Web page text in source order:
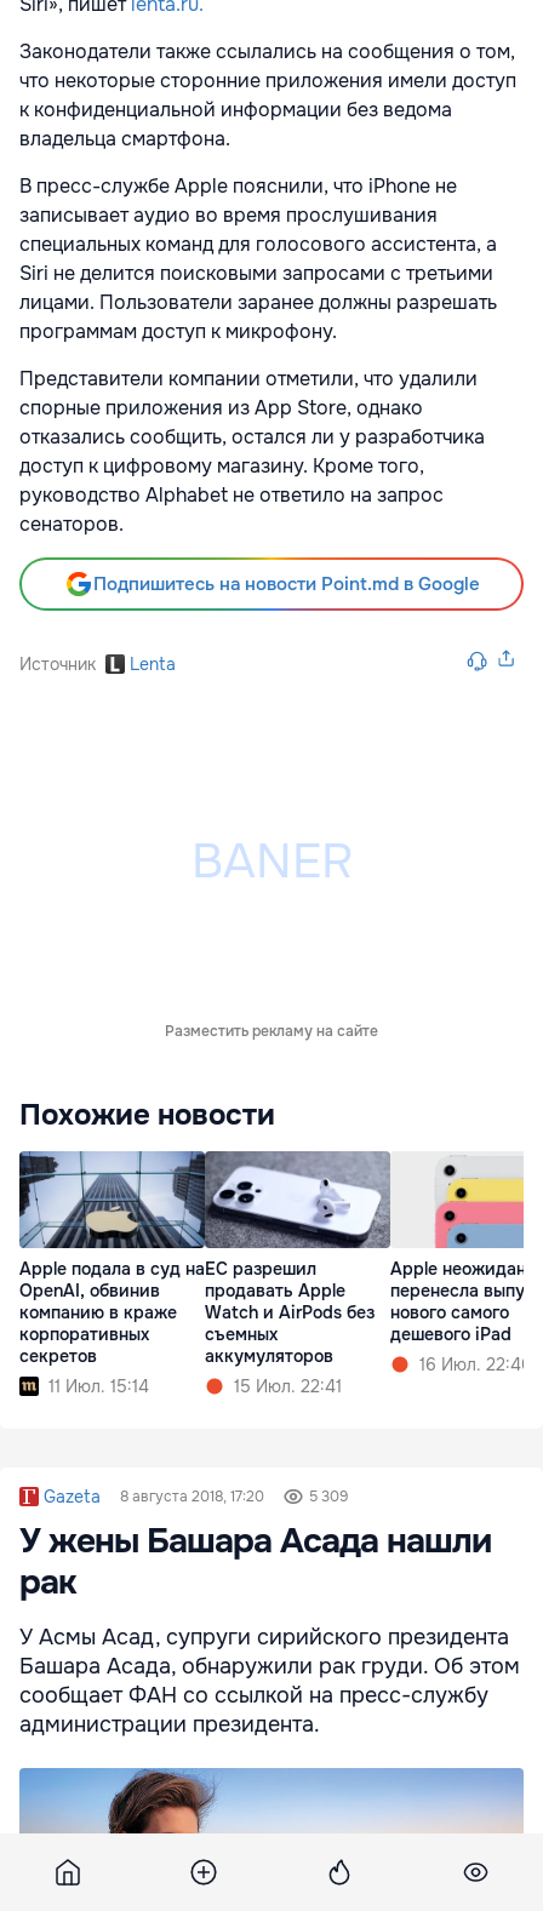
Законодатели также ссылались на сообщения о том,
что некоторые сторонние приложения имели доступ
к конфиденциальной информации без ведома
владельца смартфона.
В пресс-службе Apple пояснили, что iPhone не
записывает аудио во время прослушивания
специальных команд для голосового ассистента, а
Siri не делится поисковыми запросами с третьими
лицами. Пользователи заранее должны разрешать
программам доступ к микрофону.
Представители компании отметили, что удалили
спорные приложения из App Store, однако
отказались сообщить, остался ли у разработчика
доступ к цифровому магазину. Кроме того,
руководство Alphabet не ответило на запрос
сенаторов.
Подпишитесь на новости Point.md в Google
Источник Lenta
Разместить рекламу на сайте
Похожие новости
Apple подала в суд на
OpenAI, обвинив
компанию в краже
корпоративных
секретов
11 Июл. 15:14
ЕС разрешил
продавать Apple
Watch и AirPods без
съемных
аккумуляторов
15 Июл. 22:41
Apple
перенесла выпуск
нового самого
дешевого iPad
16 Июл. 22:40
Gazeta 8 августа 2018, 17:20 5 309
У жены Башара Асада нашли
рак
У Асмы Асад, супруги сирийского президента
Башара Асада, обнаружили рак груди. Об этом
сообщает ФАН со ссылкой на пресс-службу
администрации президента.